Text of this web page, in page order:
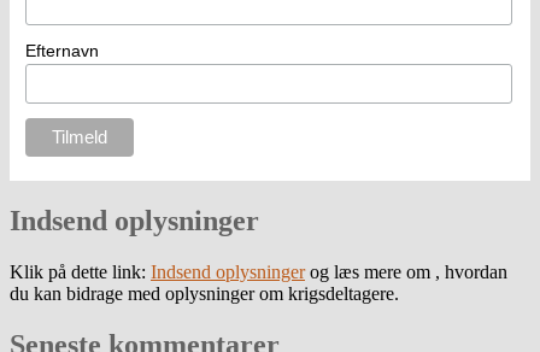
Efternavn
Indsend oplysninger
Klik på dette link: Indsend oplysningerog læs mere om , hvordan
du kan bidrage med oplysninger om krigsdeltagere.
Seneste kommentarer